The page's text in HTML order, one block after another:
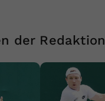
der Redaktion